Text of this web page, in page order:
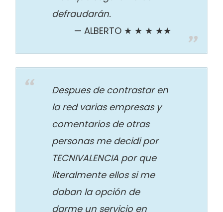
defraudarán.
ALBERTO ★ ★ ★ ★★
Despues de contrastar en
la red varias empresas y
comentarios de otras
personas me decidi por
TECNIVALENCIA por que
literalmente ellos si me
daban la opción de
darme un servicio en